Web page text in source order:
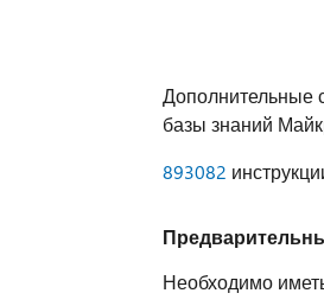
Дополнительные
базы знаний
893082
Необходимо